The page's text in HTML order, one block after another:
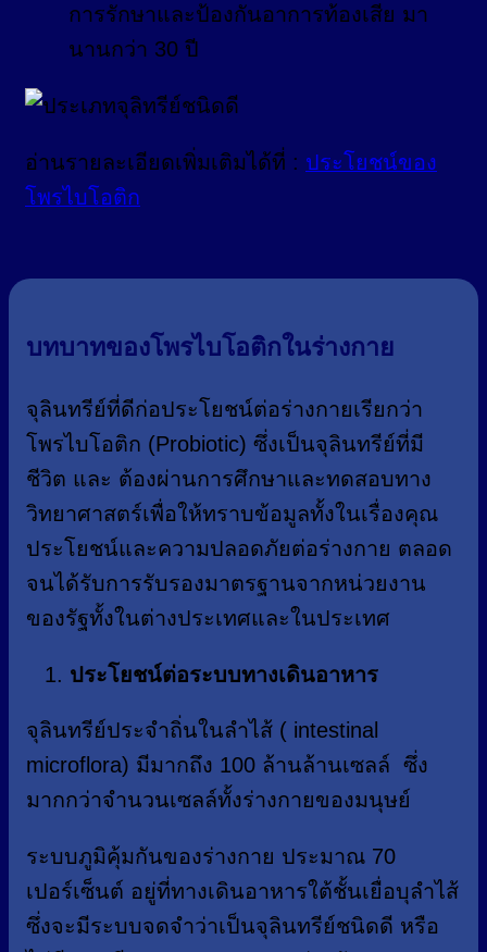
การรักษาและป้องกันอาการท้องเสีย มา
นานกว่า 30 ปี
อ่านรายละเอียดเพิ่มเติมได้ที่ : ประโยชน์ของ
โพรไบโอติก
บทบาทของโพรไบโอติกในร่างกาย
จุลินทรีย์ที่ดีก่อประโยชน์ต่อร่างกายเรียกว่า
โพรไบโอติก (Probiotic) ซึ่งเป็นจุลินทรีย์ที่มี
ชีวิต และ ต้องผ่านการศึกษาและทดสอบทาง
วิทยาศาสตร์เพื่อให้ทราบข้อมูลทั้งในเรื่องคุณ
ประโยชน์และความปลอดภัยต่อร่างกาย ตลอด
จนได้รับการรับรองมาตรฐานจากหน่วยงาน
ของรัฐทั้งในต่างประเทศและในประเทศ
ประโยชน์ต่อระบบทางเดินอาหาร
จุลินทรีย์ประจำถิ่นในลำไส้ ( intestinal
microflora) มีมากถึง 100 ล้านล้านเซลล์ ซึ่ง
มากกว่าจำนวนเซลล์ทั้งร่างกายของมนุษย์
ระบบภูมิคุ้มกันของร่างกาย ประมาณ 70
เปอร์เซ็นต์ อยู่ที่ทางเดินอาหารใต้ชั้นเยื่อบุลำไส้
ซึ่งจะมีระบบจดจำว่าเป็นจุลินทรีย์ชนิดดี หรือ